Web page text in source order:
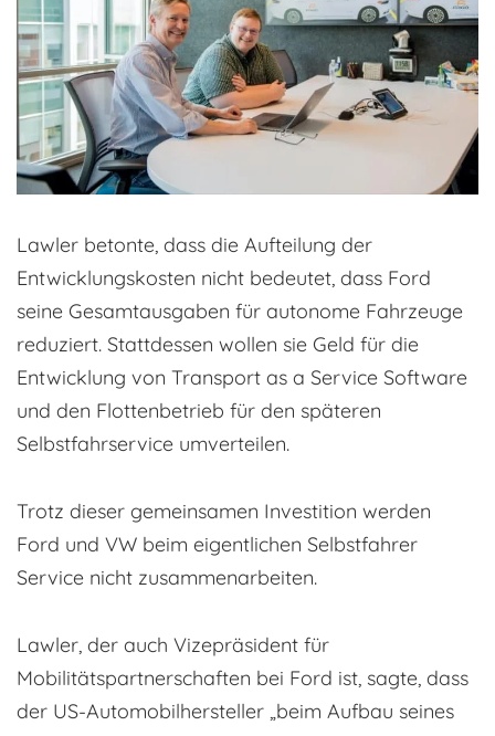
Lawler betonte, dass die Aufteilung der
Entwicklungskosten nicht bedeutet, dass Ford
seine Gesamtausgaben für autonome Fahrzeuge
reduziert. Stattdessen wollen sie Geld für die
Entwicklung von Transport as a Service Software
und den Flottenbetrieb für den späteren
Selbstfahrservice umverteilen.
Trotz dieser gemeinsamen Investition werden
Ford und VW beim eigentlichen Selbstfahrer
Service nicht zusammenarbeiten.
Lawler, der auch Vizepräsident für
Mobilitätspartnerschaften bei Ford ist, sagte, dass
der US-Automobilhersteller „beim Aufbau seines